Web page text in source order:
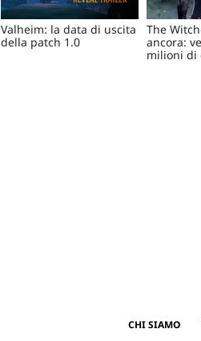
Valheim: la data di uscita
della patch 1.0
The
ancora:
milioni di
CHI SIAMO